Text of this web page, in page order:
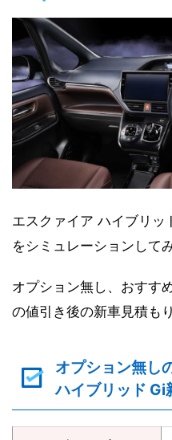
エスクァイア ハイブリ
をシミュレーションして
オプション無し、おすす
の値引き後の新車見積も
オプション無し
ハイブリッド Gi